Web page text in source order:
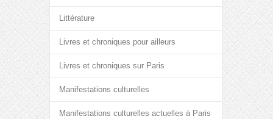
Littérature
Livres et chroniques pour ailleurs
Livres et chroniques sur Paris
Manifestations culturelles
Manifestations culturelles actuelles à Paris